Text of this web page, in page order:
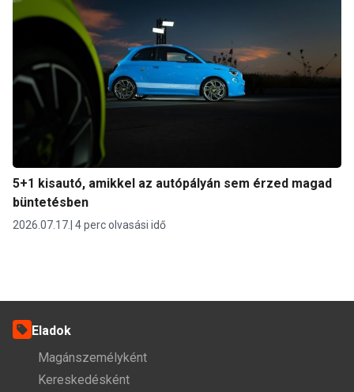
5+1 kisautó, amikkel az autópályán sem érzed magad
büntetésben
2026.07.17. 4 perc olvasási idő
Eladok
Magánszemélyként
Kereskedésként